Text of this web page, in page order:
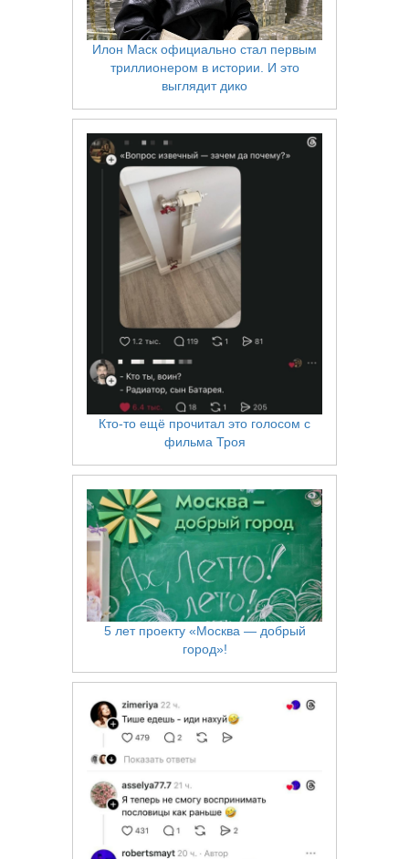
Илон Маск официально стал первым
триллионером в истории. И это
выглядит дико
Кто-то ещё прочитал это голосом с
фильма Троя
5 лет проекту «Москва — добрый
город»!